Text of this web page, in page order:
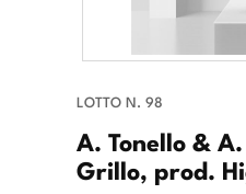
LOTTO N. 98
A. Tonello &
Grillo, prod.